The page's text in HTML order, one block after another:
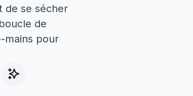
de se sécher
de
mains pour